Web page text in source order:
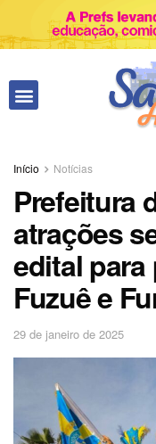
Início Notícias
Prefeitura
atrações
edital
Fuzuê e
29 de janeiro de 2025